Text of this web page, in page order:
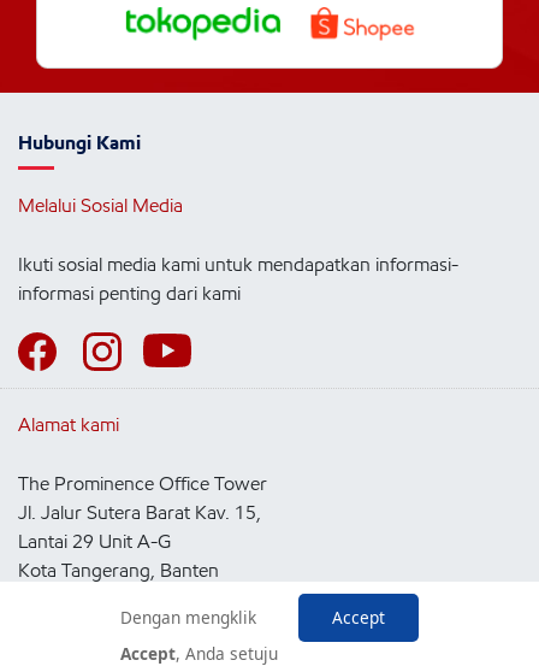
Hubungi Kami
Melalui Sosial Media
Ikuti sosial media kami untuk mendapatkan informasi-
informasi penting dari kami
Alamat kami
The Prominence Office Tower
Jl. Jalur Sutera Barat Kav. 15,
Lantai 29 Unit A-G
Kota Tangerang, Banten
Accept
Dengan mengklik
Accept, Anda setuju